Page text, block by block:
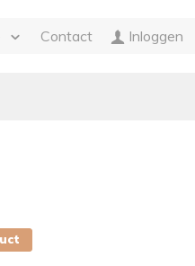
en garantie (RMA)
Contact Inloggen